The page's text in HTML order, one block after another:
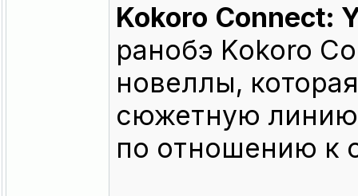
Kokoro Connect:
ранобэ Kokoro
новеллы,
сюжетную
по отношению к